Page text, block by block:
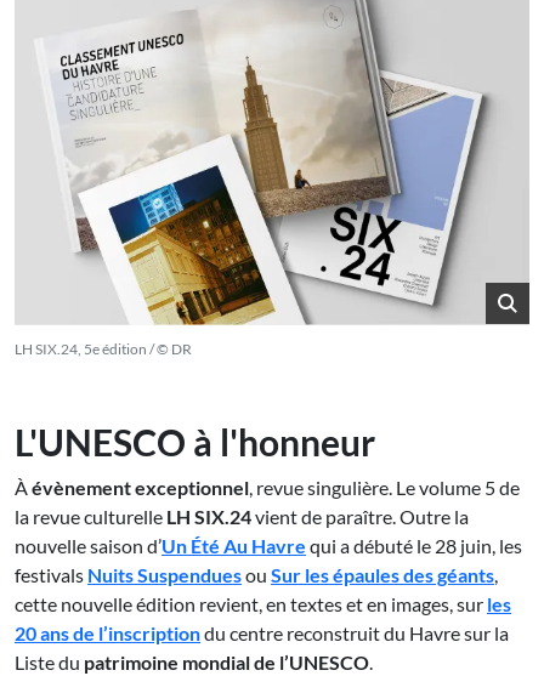
LH SIX.24, 5e édition / © DR
L'UNESCO à l'honneur
Àévènement exceptionnel, revue singulière. Le volume 5 de
la revue culturelle LH SIX.24vient de paraître. Outre la
nouvelle saison d’Un Été Au Havre qui a débuté le 28 juin, les
festivals Nuits Suspenduesou Sur les épaules des géants,
cette nouvelle édition revient, en textes et en images, sur les
20 ans de l’inscriptiondu centre reconstruit du Havre sur la
Liste du patrimoine mondial de l’UNESCO.